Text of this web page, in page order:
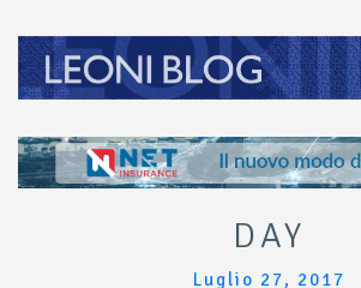
DAY
Luglio 27, 2017